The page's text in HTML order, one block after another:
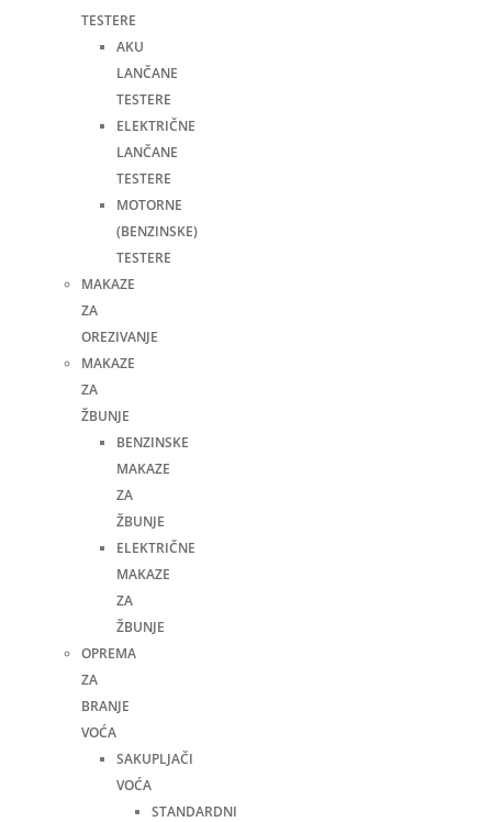
TESTERE
AKU
LANČANE
TESTERE
ELEKTRIČNE
LANČANE
TESTERE
MOTORNE
(BENZINSKE)
TESTERE
MAKAZE
ZA
OREZIVANJE
MAKAZE
ZA
ŽBUNJE
BENZINSKE
MAKAZE
ZA
ŽBUNJE
ELEKTRIČNE
MAKAZE
ZA
ŽBUNJE
OPREMA
ZA
BRANJE
VOĆA
SAKUPLJAČI
VOĆA
STANDARDNI